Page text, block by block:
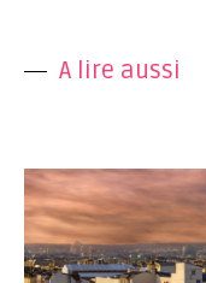
A lire aussi